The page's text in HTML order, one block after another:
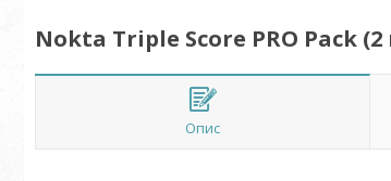
Nokta Triple Score PRO Pack
Опис